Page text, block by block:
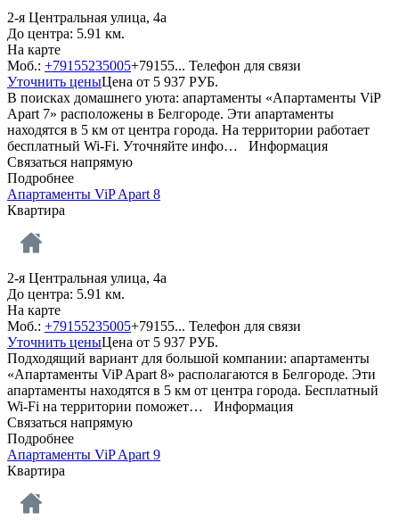
2-я Центральная улица, 4а
До центра: 5.91 км.
На карте
Моб.: +79155235005+79155... Телефон для связи
Уточнить ценыЦена от 5 937 РУБ.
В поисках домашнего уюта: апартаменты «Апартаменты ViP
Apart 7» расположены в Белгороде. Эти апартаменты
находятся в 5 км от центра города. На территории работает
бесплатный Wi-Fi. Уточняйте инфо… Информация
Связаться напрямую
Подробнее
Апартаменты ViP Apart 8
Квартира
2-я Центральная улица, 4а
До центра: 5.91 км.
На карте
Моб.: +79155235005+79155... Телефон для связи
Уточнить ценыЦена от 5 937 РУБ.
Подходящий вариант для большой компании: апартаменты
«Апартаменты ViP Apart 8» располагаются в Белгороде. Эти
апартаменты находятся в 5 км от центра города. Бесплатный
Wi-Fi на территории поможет… Информация
Связаться напрямую
Подробнее
Апартаменты ViP Apart 9
Квартира